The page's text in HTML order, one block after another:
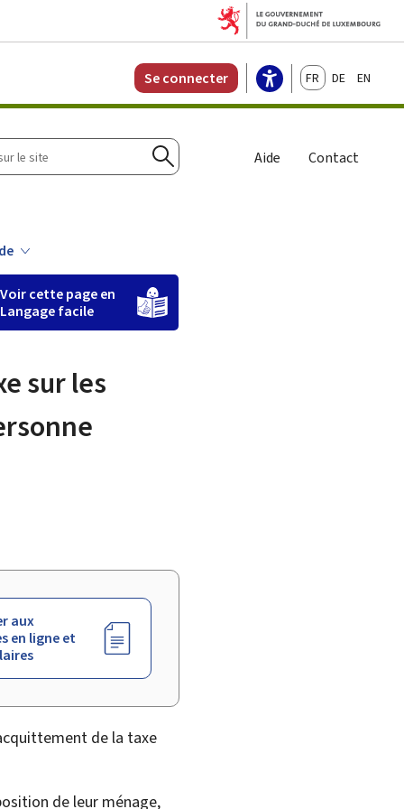
Se connecter FrançaisDeutschEnglish
Rechercher
Aide Contact
Voir cette page en
Langage facile
sur les
aux
en ligne et
de la taxe
de leur ménage,